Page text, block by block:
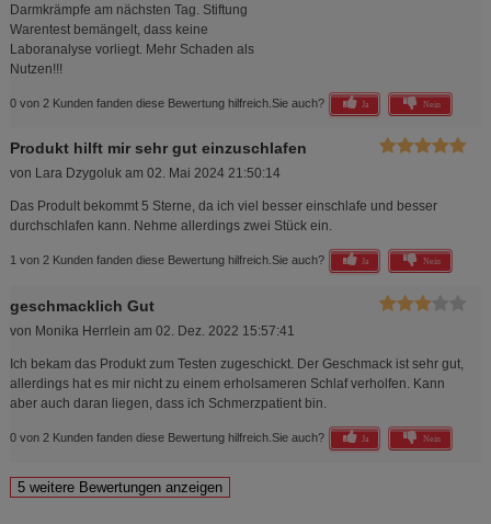
Darmkrämpfe am nächsten Tag. Stiftung
Warentest bemängelt, dass keine
Laboranalyse vorliegt. Mehr Schaden als
Nutzen!!!
0 von 2 Kunden fanden diese Bewertung hilfreich. Sie auch? Ja Nein
Produkt hilft mir sehr gut einzuschlafen
von Lara Dzygolukam 02. Mai 2024 21:50:14
Das Prodult bekommt 5 Sterne, da ich viel besser einschlafe und besser
durchschlafen kann. Nehme allerdings zwei Stück ein.
1 von 2 Kunden fanden diese Bewertung hilfreich. Sie auch? Ja Nein
geschmacklich Gut
von Monika Herrlein am 02. Dez. 2022 15:57:41
Ich bekam das Produkt zum Testen zugeschickt. Der Geschmack ist sehr gut,
allerdings hat es mir nicht zu einem erholsameren Schlaf verholfen. Kann
aber auch daran liegen, dass ich Schmerzpatient bin.
0 von 2 Kunden fanden diese Bewertung hilfreich. Sie auch? Ja Nein